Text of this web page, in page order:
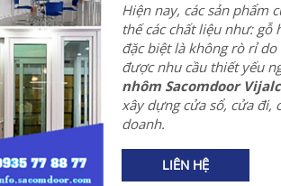
Hiện nay, các sản phẩm
thế các chất liệu như: gỗ
đặc biệt là không rò rỉ
được nhu cầu thiết yếu
nhôm Sacomdoor
xây dựng cửa sổ, cửa đi,
doanh.
LIÊN HỆ